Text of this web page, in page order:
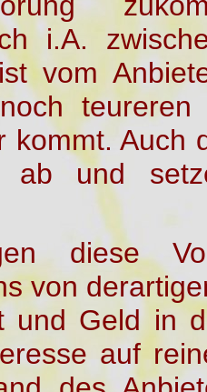
i.A.
vom
teureren
kommt. Auch
ab und
diese
von
und Geld in
auf